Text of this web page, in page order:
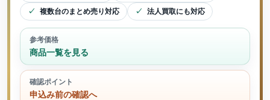
複数台のまとめ売り対応 法人買取にも対応
参考価格
商品一覧を見る
確認ポイント
申込み前の確認へ